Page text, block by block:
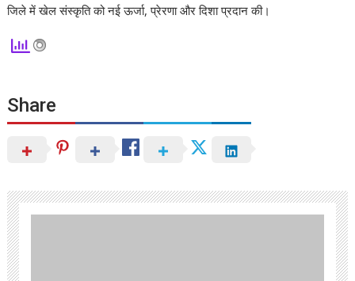
जिले में खेल संस्कृति को नई ऊर्जा, प्रेरणा और दिशा प्रदान की।
Share